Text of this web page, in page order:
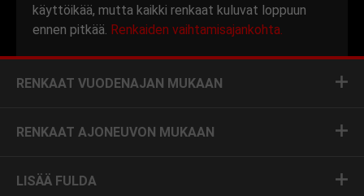
käyttöikää, mutta kaikki renkaat kuluvat loppuun
ennen pitkää. Renkaiden vaihtamisajankohta.
RENKAAT VUODENAJAN MUKAAN
RENKAAT AJONEUVON MUKAAN
LISÄÄ FULDA